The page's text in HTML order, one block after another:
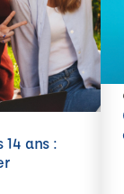
ans :